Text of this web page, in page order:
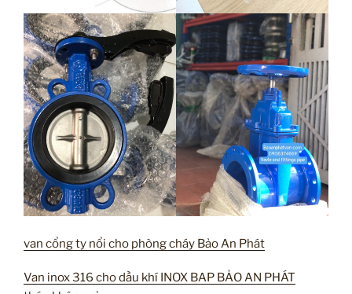
van cổng ty nổi cho phòng cháy Bảo An Phát
Van inox 316 cho dầu khí INOX BAP BẢO AN PHÁT